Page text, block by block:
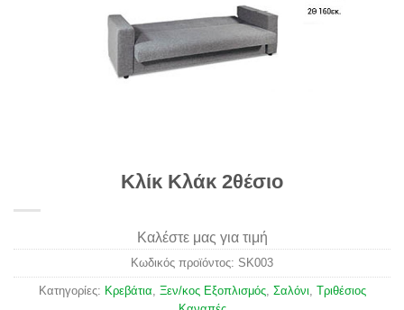
Κλίκ Κλάκ 2θέσιο
Καλέστε μας για τιμή
Κωδικός προϊόντος: SK003
Κατηγορίες: Κρεβάτια, Ξεν/κος Εξοπλισμός, Σαλόνι, Τριθέσιος